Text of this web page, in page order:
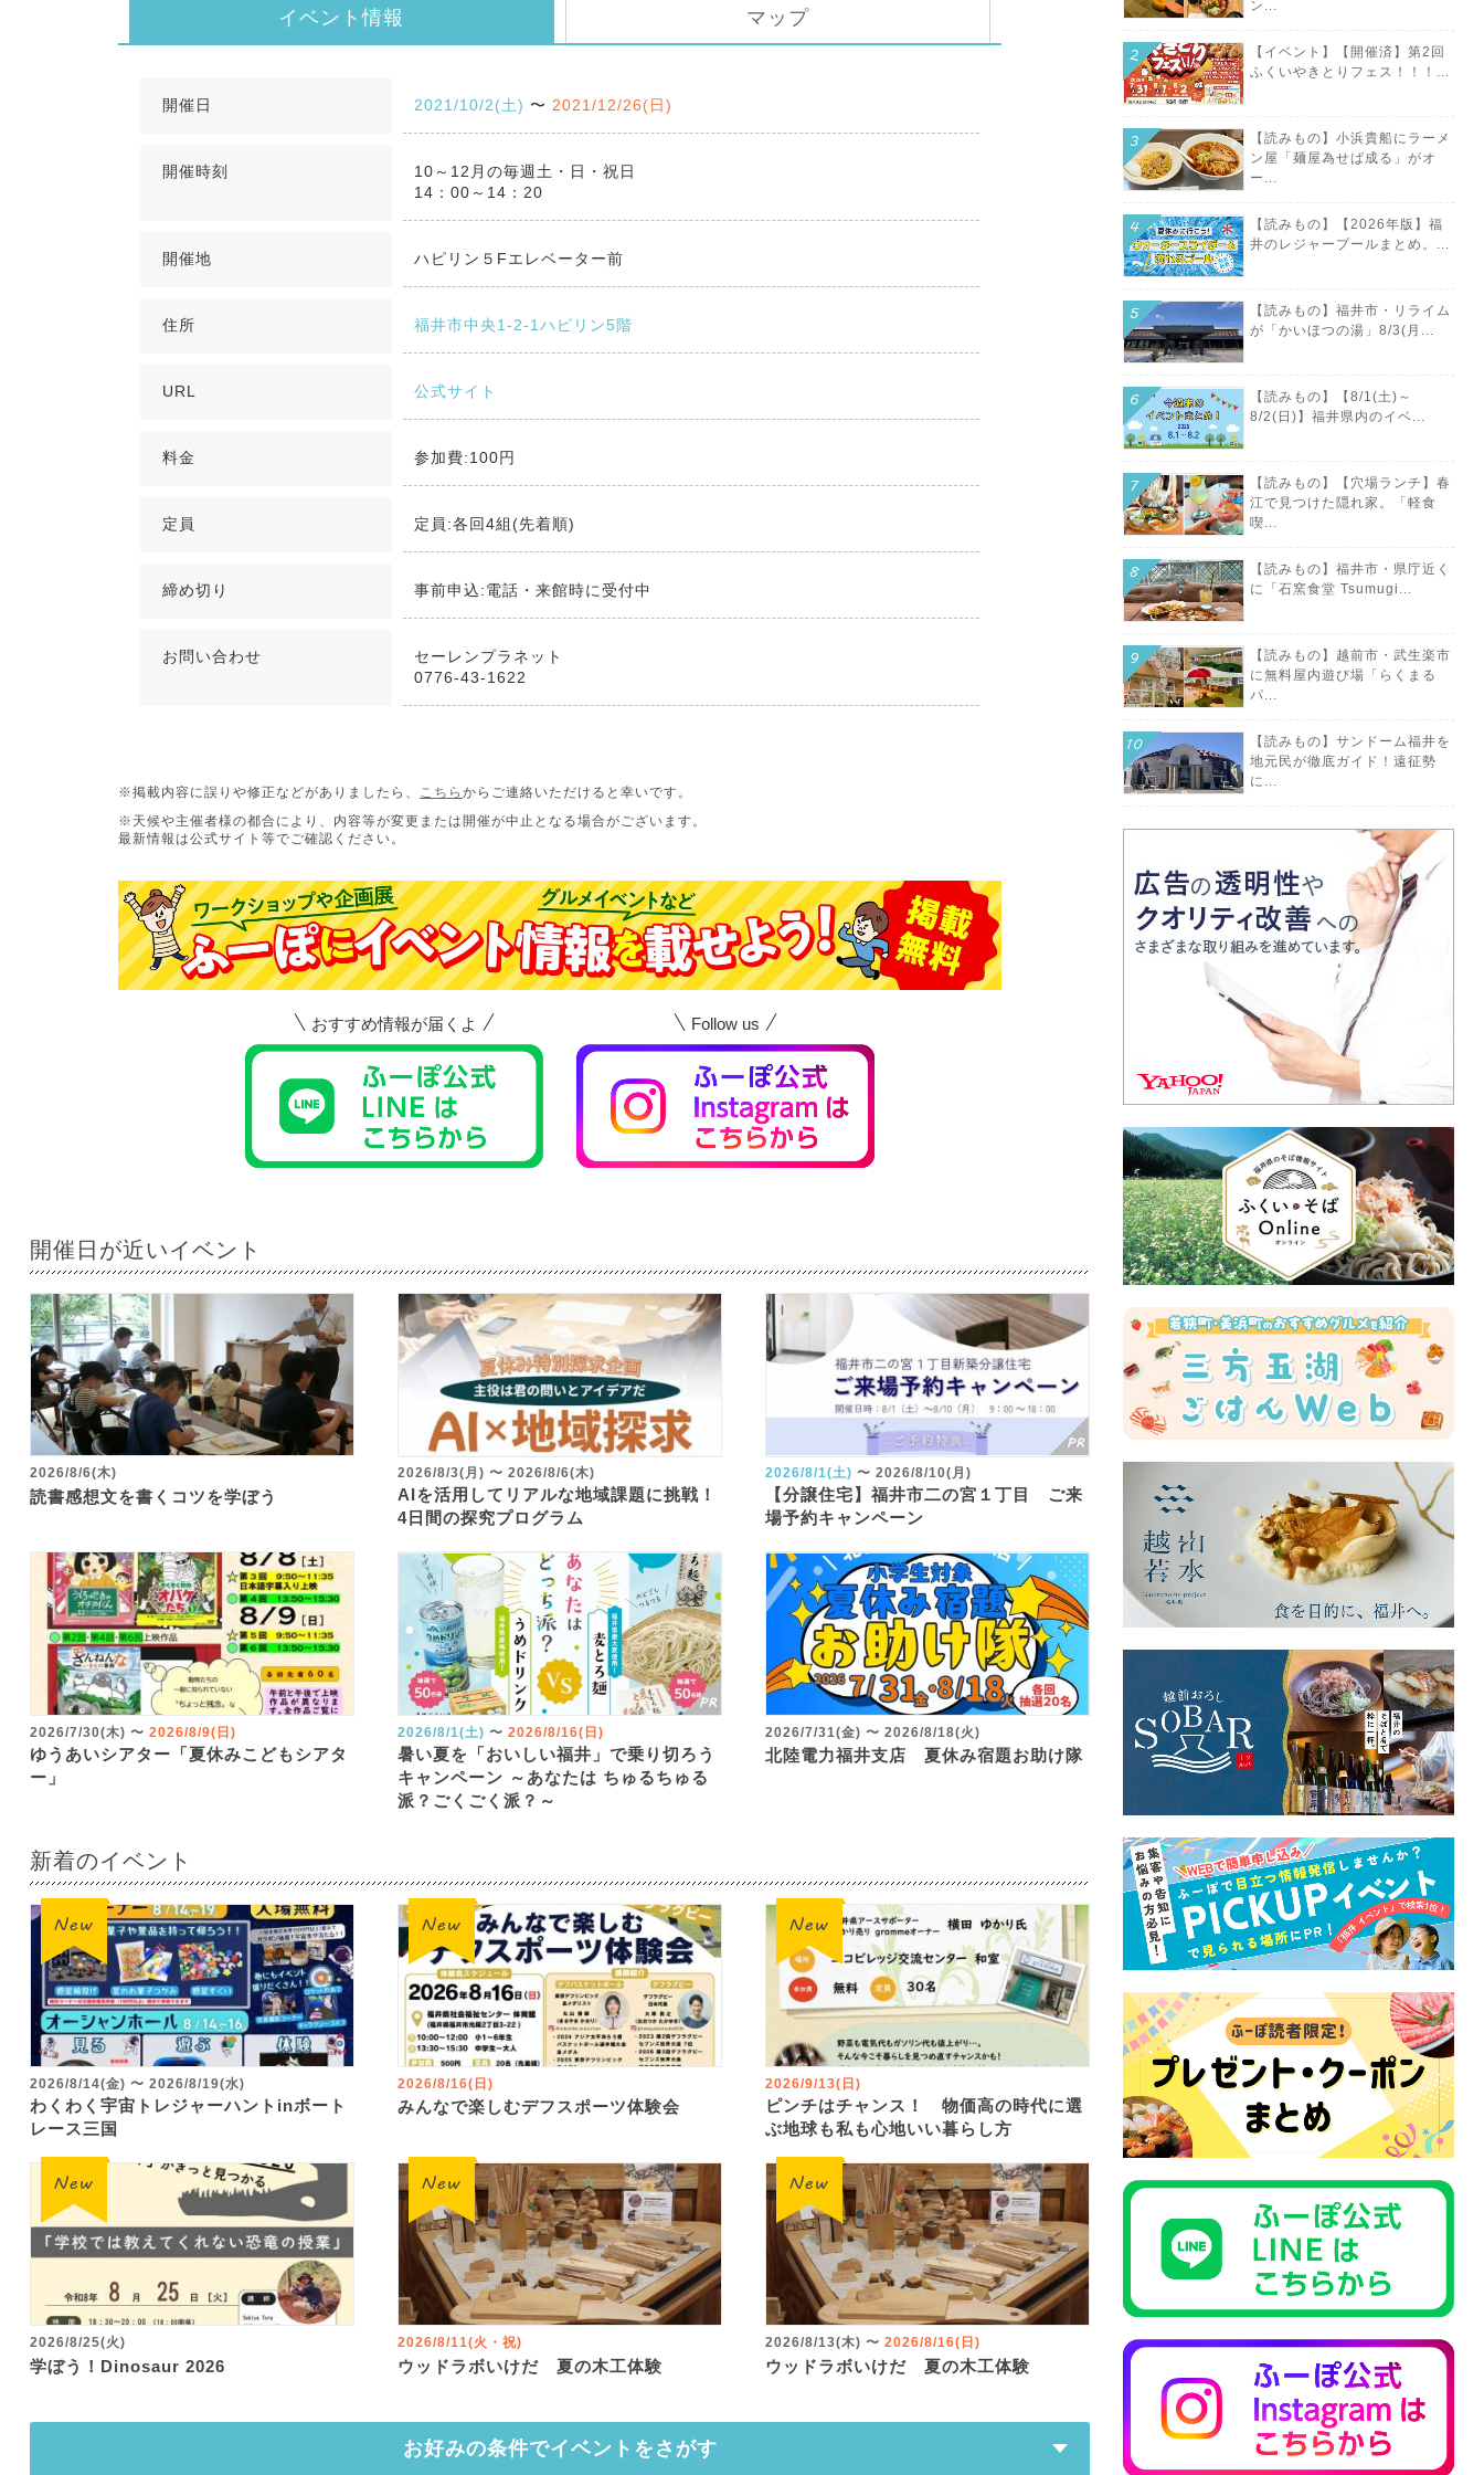
イベント情報 マップ
開催日 2021/10/2(土) 〜 2021/12/26(日)
開催時刻
10～12月の毎週土・日・祝日
14：00～14：20
開催地 ハピリン５Fエレベーター前
住所 福井市中央1-2-1ハピリン5階
URL 公式サイト
料金 参加費:100円
定員 定員:各回4組(先着順)
締め切り 事前申込:電話・来館時に受付中
お問い合わせ
セーレンプラネット
0776-43-1622
※掲載内容に誤りや修正などがありましたら、 こちら からご連絡いただけると幸いです。
※天候や主催者様の都合により、内容等が変更または開催が中止となる場合がございます。
最新情報は公式サイト等でご確認ください。
おすすめ情報が届くよ Follow us
開催日が近いイベント
2026/8/6(木)
読書感想文を書くコツを学ぼう
2026/8/3(月) 〜 2026/8/6(木)
AIを活用してリアルな地域課題に挑戦！
4日間の探究プログラム
2026/8/1(土) 〜 2026/8/10(月)
【分譲住宅】福井市二の宮１丁目 ご来
場予約キャンペーン
2026/7/30(木) 〜 2026/8/9(日)
ゆうあいシアター「夏休みこどもシアタ
ー」
2026/8/1(土) 〜 2026/8/16(日)
暑い夏を「おいしい福井」で乗り切ろう
キャンペーン ～あなたは ちゅるちゅる
派？ごくごく派？～
2026/7/31(金) 〜 2026/8/18(火)
北陸電力福井支店 夏休み宿題お助け隊
新着のイベント
2026/8/14(金) 〜 2026/8/19(水)
わくわく宇宙トレジャーハントinボート
レース三国
2026/8/16(日)
みんなで楽しむデフスポーツ体験会
2026/9/13(日)
ピンチはチャンス！ 物価高の時代に選
ぶ地球も私も心地いい暮らし方
2026/8/25(火)
学ぼう！Dinosaur 2026
2026/8/11(火・祝)
ウッドラボいけだ 夏の木工体験
2026/8/13(木) 〜 2026/8/16(日)
ウッドラボいけだ 夏の木工体験
お好みの条件でイベントをさがす
ン...
【イベント】【開催済】第2回
ふくいやきとりフェス！！！...
【読みもの】小浜貴船にラーメ
ン屋「麺屋為せば成る」がオ
ー...
【読みもの】【2026年版】福
井のレジャープールまとめ。...
【読みもの】福井市・リライム
が「かいほつの湯」8/3(月...
【読みもの】【8/1(土)～
8/2(日)】福井県内のイベ...
【読みもの】【穴場ランチ】春
江で見つけた隠れ家。「軽食
喫...
【読みもの】福井市・県庁近く
に「石窯食堂 Tsumugi...
【読みもの】越前市・武生楽市
に無料屋内遊び場「らくまる
パ...
【読みもの】サンドーム福井を
地元民が徹底ガイド！遠征勢
に...